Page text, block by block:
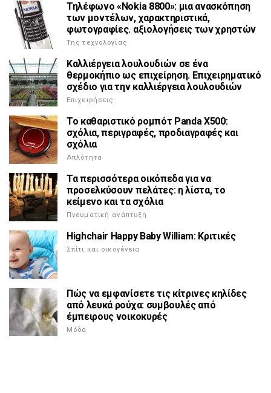
Τηλέφωνο «Nokia 8800»: μια ανασκόπηση
των μοντέλων, χαρακτηριστικά,
φωτογραφίες. αξιολογήσεις των χρηστών
Της τεχνολογίας
Καλλιέργεια λουλουδιών σε ένα
θερμοκήπιο ως επιχείρηση. Επιχειρηματικό
σχέδιο για την καλλιέργεια λουλουδιών
Επιχειρήσεις
Το καθαριστικό ρομπότ Panda X500:
σχόλια, περιγραφές, προδιαγραφές και
σχόλια
Απλότητα
Τα περισσότερα οικόπεδα για να
προσελκύσουν πελάτες: η λίστα, το
κείμενο και τα σχόλια
Πνευματική ανάπτυξη
Highchair Happy Baby William: Κριτικές
Σπίτι και οικογένεια
Πώς να εμφανίσετε τις κίτρινες κηλίδες
από λευκά ρούχα: συμβουλές από
έμπειρους νοικοκυρές
Μόδα